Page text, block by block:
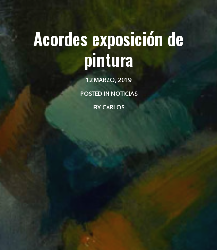
Acordes exposición de
pintura
12 MARZO, 2019
POSTED INNOTICIAS
BYCARLOS